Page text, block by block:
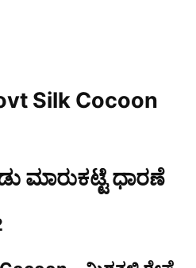
Silk Cocoon
ಮಾರುಕಟ್ಟೆ ಧಾರಣೆ